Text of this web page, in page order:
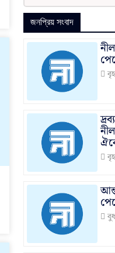
জনপ্রিয় সংবাদ